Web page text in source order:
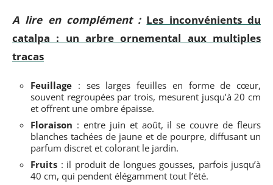
A lire en complément : Les inconvénients du
catalpa : un arbre ornemental aux multiples
tracas
Feuillage : ses larges feuilles en forme de cœur,
souvent regroupées par trois, mesurent jusqu’à 20 cm
et offrent une ombre épaisse.
Floraison : entre juin et août, il se couvre de fleurs
blanches tachées de jaune et de pourpre, diffusant un
parfum discret et colorant le jardin.
Fruits : il produit de longues gousses, parfois jusqu’à
40 cm, qui pendent élégamment tout l’été.